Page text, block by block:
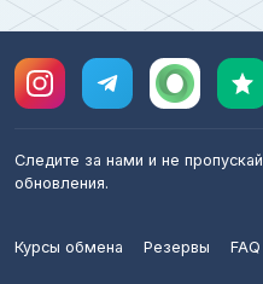
Следите за нами и не
обновления.
Курсы обмена Резервы FAQ